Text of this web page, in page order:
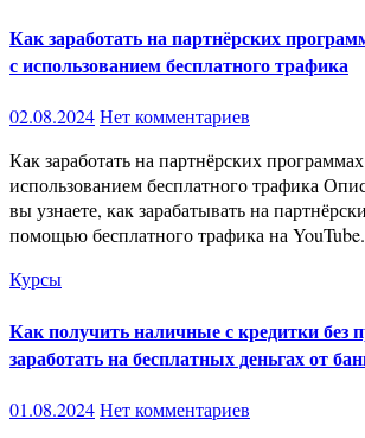
Как заработать на партнёрских
с использованием бесплатного трафика
02.08.2024Нет комментариев
Как заработать на партнёрских программах через YouTube с
использованием бесплатного трафика
вы узнаете, как зарабатывать на
помощью бесплатного трафика на
Курсы
Как получить наличные с кредитки без
заработать на бесплатных деньгах от
01.08.2024Нет комментариев